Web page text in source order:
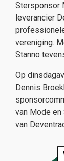
Stersponsor
leverancier
vereniging.
Stanno
Op
Dennis
van Mode en
van